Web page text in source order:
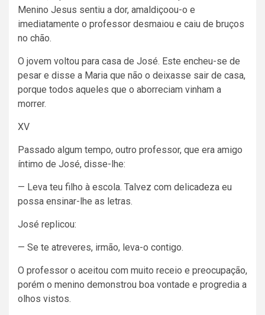
Menino Jesus sentiu a dor, amaldiçoou-o e
imediatamente o professor desmaiou e caiu de bruços
no chão.
O jovem voltou para casa de José. Este encheu-se de
pesar e disse a Maria que não o deixasse sair de casa,
porque todos aqueles que o aborreciam vinham a
morrer.
XV
Passado algum tempo, outro professor, que era amigo
íntimo de José, disse-lhe:
— Leva teu filho à escola. Talvez com delicadeza eu
possa ensinar-lhe as letras.
José replicou:
— Se te atreveres, irmão, leva-o contigo.
O professor o aceitou com muito receio e preocupação,
porém o menino demonstrou boa vontade e progredia a
olhos vistos.